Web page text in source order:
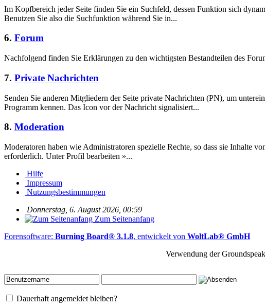
Im Kopfbereich jeder Seite finden Sie ein Suchfeld, dessen Funktion sich
Benutzen Sie also die Suchfunktion während Sie in...
6. Forum
Nachfolgend finden Sie Erklärungen zu den wichtigsten Bestandteilen des
7. Private Nachrichten
Senden Sie anderen Mitgliedern der Seite private Nachrichten (PN), um
Programm kennen. Das Icon vor der Nachricht signalisiert...
8. Moderation
Moderatoren haben wie Administratoren spezielle Rechte, so dass sie Inhalte
erforderlich. Unter Profil bearbeiten »...
Hilfe
Impressum
Nutzungsbestimmungen
Donnerstag, 6. August 2026, 00:59
Zum Seitenanfang
Forensoftware: Burning Board® 3.1.8, entwickelt von WoltLab® GmbH
Verwendung der
Dauerhaft angemeldet bleiben?